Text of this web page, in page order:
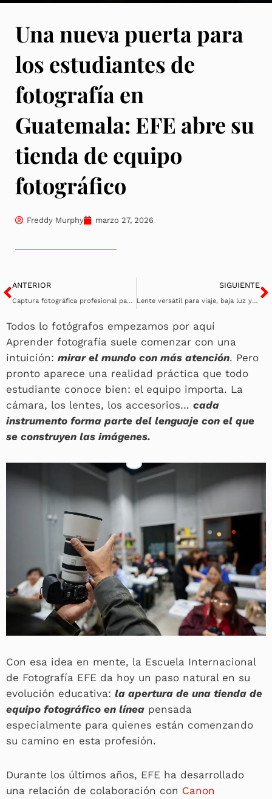
Una nueva puerta para
los estudiantes de
fotografía en
Guatemala: EFE abre su
tienda de equipo
fotográfico
Freddy Murphy marzo 27, 2026
Ant
ANTERIOR
Captura fotográfica profesional para el periodismo actual
SIGUIENTE
Lente versátil para viaje, baja luz y street.
Todos lo fotógrafos empezamos por aquí
Aprender fotografía suele comenzar con una
intuición: mirar el mundo con más atención. Pero
pronto aparece una realidad práctica que todo
estudiante conoce bien: el equipo importa. La
cámara, los lentes, los accesorios… cada
instrumento forma parte del lenguaje con el que
se construyen las imágenes.
Con esa idea en mente, la Escuela Internacional
de Fotografía EFE da hoy un paso natural en su
evolución educativa: la apertura de una tienda de
equipo fotográfico en línea pensada
especialmente para quienes están comenzando
su camino en esta profesión.
Durante los últimos años, EFE ha desarrollado
una relación de colaboración con Canon